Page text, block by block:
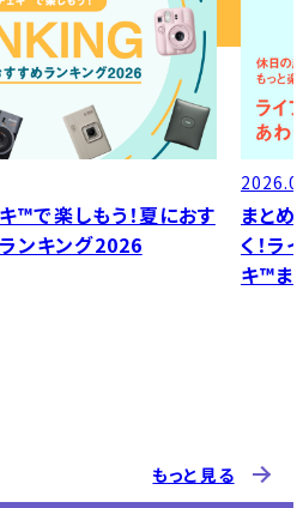
™で楽しもう！夏におす
ンキング2026
まと
く！
キ™ま
もっと見る